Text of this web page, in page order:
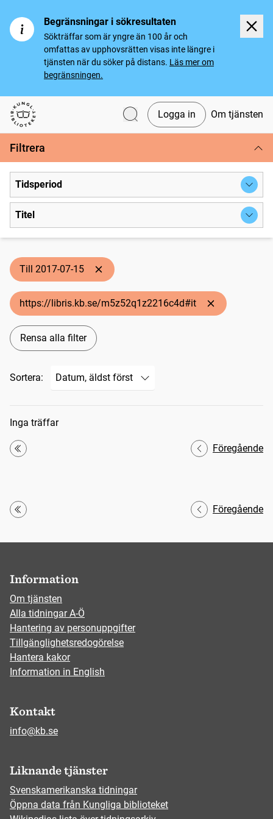
Begränsningar i sökresultaten
Sökträffar som är yngre än 100 år och
omfattas av upphovsrätten visas inte längre i
tjänsten när du söker på distans. Läs mer om
begränsningen.
Svenska tidningar
Logga in Om tjänsten
Filtrera
Tidsperiod
Titel
Till 2017-07-15
https://libris.kb.se/m5z52q1z2216c4d#it
Rensa alla filter
Sortera:
Sökresultat
Inga träffar
Första
Föregående
Första
Föregående
Information
Om tjänsten
Alla tidningar A-Ö
Hantering av personuppgifter
Tillgänglighetsredogörelse
Hantera kakor
Information in English
Kontakt
info@kb.se
Liknande tjänster
Svenskamerikanska tidningar
Öppna data från Kungliga biblioteket